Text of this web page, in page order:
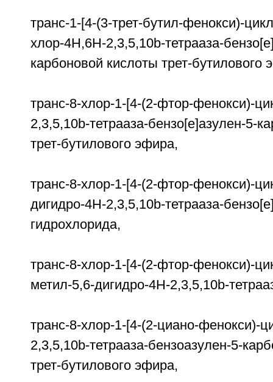
транс-1-[4-(3-трет-бутил-фенокси)-
хлор-4H,6H-2,3,5,10b-тетрааза-
карбоновой кислоты трет-бутилового
транс-8-хлор-1-[4-(2-фтор-фенокси)-
2,3,5,10b-тетрааза-бензо[е]азулен-
трет-бутилового эфира,
транс-8-хлор-1-[4-(2-фтор-фенокси)-
дигидро-4H-2,3,5,10b-тетрааза-
гидрохлорида,
транс-8-хлор-1-[4-(2-фтор-фенокси)-
метил-5,6-дигидро-4H-2,3,5,10b-
транс-8-хлор-1-[4-(2-циано-фенокси)-
2,3,5,10b-тетрааза-бензоазулен-5-
трет-бутилового эфира,